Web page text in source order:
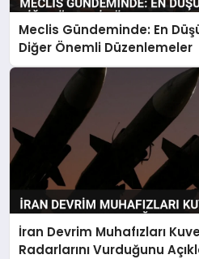
Meclis Gündeminde: En
Diğer Önemli Düzenlemeler
İran Devrim Muhafızları
Radarlarını Vurduğunu